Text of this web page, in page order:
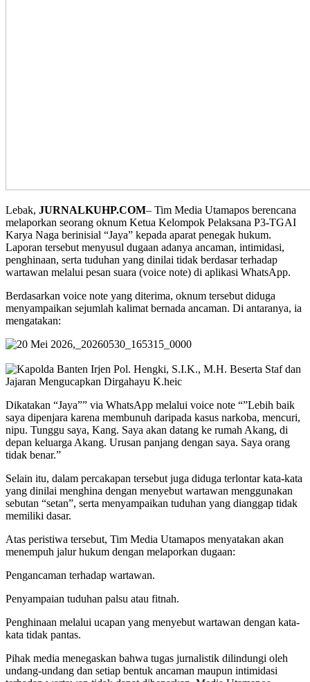
Lebak, JURNALKUHP.COM– Tim Media Utamapos berencana
melaporkan seorang oknum Ketua Kelompok Pelaksana P3-TGAI
Karya Naga berinisial “Jaya” kepada aparat penegak hukum.
Laporan tersebut menyusul dugaan adanya ancaman, intimidasi,
penghinaan, serta tuduhan yang dinilai tidak berdasar terhadap
wartawan melalui pesan suara (voice note) di aplikasi WhatsApp.
Berdasarkan voice note yang diterima, oknum tersebut diduga
menyampaikan sejumlah kalimat bernada ancaman. Di antaranya, ia
mengatakan:
Dikatakan “Jaya”” via WhatsApp melalui voice note “”Lebih baik
saya dipenjara karena membunuh daripada kasus narkoba, mencuri,
nipu. Tunggu saya, Kang. Saya akan datang ke rumah Akang, di
depan keluarga Akang. Urusan panjang dengan saya. Saya orang
tidak benar.”
Selain itu, dalam percakapan tersebut juga diduga terlontar kata-kata
yang dinilai menghina dengan menyebut wartawan menggunakan
sebutan “setan”, serta menyampaikan tuduhan yang dianggap tidak
memiliki dasar.
Atas peristiwa tersebut, Tim Media Utamapos menyatakan akan
menempuh jalur hukum dengan melaporkan dugaan:
Pengancaman terhadap wartawan.
Penyampaian tuduhan palsu atau fitnah.
Penghinaan melalui ucapan yang menyebut wartawan dengan kata-
kata tidak pantas.
Pihak media menegaskan bahwa tugas jurnalistik dilindungi oleh
undang-undang dan setiap bentuk ancaman maupun intimidasi